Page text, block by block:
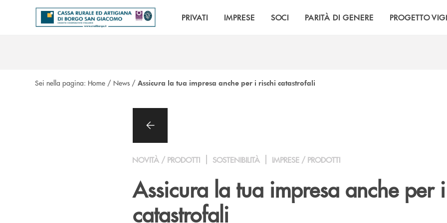
Salta al contenuto principale
PRIVATI IMPRESE SOCI PARITÀ DI GENERE PROGETTO
Sei nella pagina: Home / News / Assicura la tua impresa anche per i rischi catastrofali
NOVITÀ / PRODOTTI SOSTENIBILITÀ IMPRESE / PRODOTTI
Assicura la tua impresa anche per
catastrofali